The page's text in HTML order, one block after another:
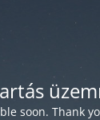
soon. Thank